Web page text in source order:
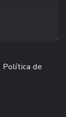
Política de